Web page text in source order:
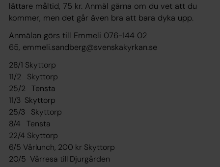
lättare måltid, 75 kr. Anmäl gärna om du vet att du
kommer, men det går även bra att bara dyka upp.
Anmälan görs till Emmeli 076-144 02
65, emmeli.sandberg@svenskakyrkan.se
28/1 Skyttorp
11/2 Skyttorp
25/2 Tensta
11/3 Skyttorp
25/3 Skyttorp
8/4 Tensta
22/4 Skyttorp
6/5 Vårlunch, 200 kr Skyttorp
20/5 Vårresa till Djurgården